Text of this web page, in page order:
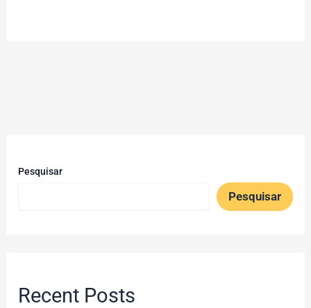
Pesquisar
Pesquisar
Recent Posts